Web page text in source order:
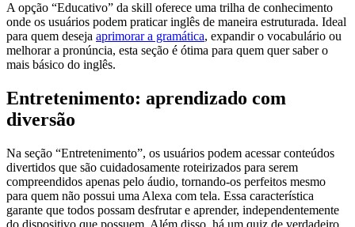
A opção “Educativo” da skill oferece uma trilha de conhecimento
onde os usuários podem praticar inglês de maneira estruturada. Ideal
para quem deseja aprimorar a gramática, expandir o vocabulário ou
melhorar a pronúncia, esta seção é ótima para quem quer saber o
mais básico do inglês.
Entretenimento: aprendizado com
diversão
Na seção “Entretenimento”, os usuários podem acessar conteúdos
divertidos que são cuidadosamente roteirizados para serem
compreendidos apenas pelo áudio, tornando-os perfeitos mesmo
para quem não possui uma Alexa com tela. Essa característica
garante que todos possam desfrutar e aprender, independentemente
do dispositivo que possuem. Além disso, há um quiz de verdadeiro